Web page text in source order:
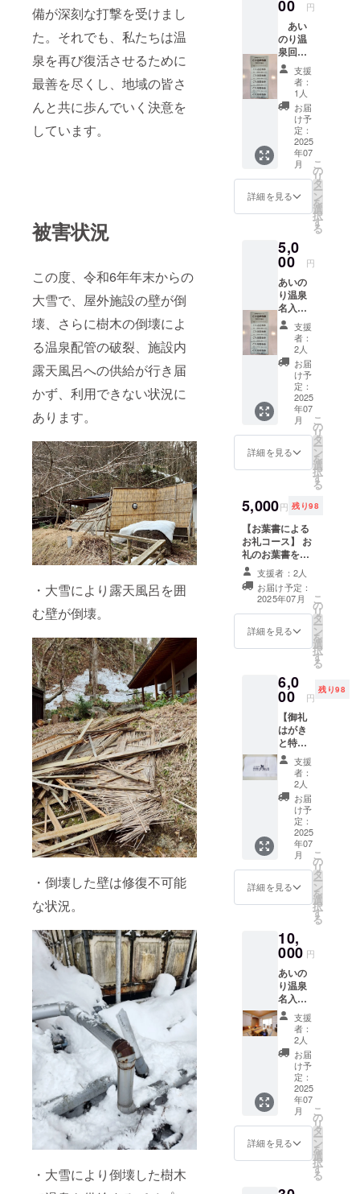
備が深刻な打撃を受けまし
た。それでも、私たちは温
泉を再び復活させるために
最善を尽くし、地域の皆さ
んと共に歩んでいく決意を
しています。
被害状況
この度、令和6年年末からの
大雪で、屋外施設の壁が倒
壊、さらに樹木の倒壊によ
る温泉配管の破裂、施設内
露天風呂への供給が行き届
かず、利用できない状況に
あります。
・大雪により露天風呂を囲
む壁が倒壊。
・倒壊した壁は修復不可能
な状況。
・大雪により倒壊した樹木
ントも励みにな
ジェクト終了
後、メールで順
次お送りいたし
ます。 ※上乗せ
でご支援いただ
いた場合お送り
するメールは
「１つ」とさせ
ていただきま
す。 〈お願い〉
こちらのリター
ンは、支援者様
らない
（CAMPFIREの
ける）仕様と
なっておりま
す。差支えなけ
れば、備考欄に
お名前を記載い
ただけましたら
励みになりま
す。
00 円
あい
のり温
泉回数
券ワン
セット6
枚綴り
羽州
路の宿
あいの
り温泉
名入タ
オルと
あいの
り温泉
日帰り
入浴回
回分を
お送り
いたし
ます。
(サイ
ズ：約
36cm×
90cm)
※申込
時に回
数券の
送付先
の情報
の記入
をお願
いしま
所・連
絡先）
※返金
または
現金で
の交換
はお断
りしま
す。
※有効期
限：
2025/7/
31（発
行日か
ら1年
内）
※ご利用
券の譲
渡は可
能で
す。
支援
者：
1人
お届
け予
定：
2025
年07
月
詳細を見る
こ
の
リ
タ
ー
ン
を
選
択
す
る
5,0
00 円
あいの
り温泉
名入タ
オル＋
入浴回
数券14
枚セッ
ト
羽州路
の宿あ
いのり
温泉名
入タオ
ルとあ
いのり
温泉日
浴回数
券14回
分をお
送りい
たしま
イズ：
約
36cm×
約
90cm)
送付先
の情報
の記入
をお願
いしま
す。
（名
前・住
所・連
絡先）
※返金
または
現金で
の交換
はお断
りしま
す。
※有効期
1～
2026/7/
行日か
ら1年
内）
※ご利用
券の譲
渡は可
能で
す。
支援
者：
2人
お届
け予
定：
2025
年07
月
詳細を見る
こ
の
リ
タ
ー
ン
を
選
択
す
る
5,000円 残り98
【お葉書による
お礼コース】 お
礼のお葉書をお
送りいたしま
す。 〈内容〉 ・
お礼のお葉書 ※
応援コメントも
励みになりま
す。 ※プロジェ
※ 上乗せでご支
援いただいた場
合もお送りする
お葉書は「１
通」とさせてい
ただきます。 ※
申込時に御礼の
送付先の情報の
記入をお願いし
ます。（名前・
住所・連絡先）
支援者：2人
お届け予定：
2025年07月
詳細を見る
こ
の
リ
タ
ー
ン
を
選
択
す
る
6,0
00 円
残り98
【御礼
はがき
と特製
タオル
セッ
ト】 支
援御礼
のはが
きと羽
州路の
宿あい
のり温
泉特製
の名入
タオル
をセッ
てお送
りいた
しま
す。 ・
数量：1
点 ・サ
イズ：
36cm×
約90cm
※申込時
に御礼
の送付
先の情
報の記
入をお
願いし
支援
者：
2人
お届
け予
定：
2025
年07
月
詳細を見る
こ
の
リ
タ
ー
ン
を
選
択
す
る
10,
000 円
あいの
り温泉
名入タ
オル＋
客室休
憩付日
帰り温
泉ペア
招待券
羽州路
の宿
あいの
り温泉
の名入
りタオ
ルと客
支援
者：
2人
お届
け予
定：
2025
年07
月
詳細を見る
こ
の
リ
タ
ー
ン
を
選
択
す
る